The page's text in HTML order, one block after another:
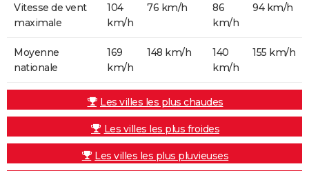
Vitesse de vent
maximale
104
km/h
76 km/h
86
km/h
94 km/h
Moyenne
nationale
169
km/h
148 km/h
140
km/h
155 km/h
Les villes les plus chaudes
Les villes les plus froides
Les villes les plus pluvieuses